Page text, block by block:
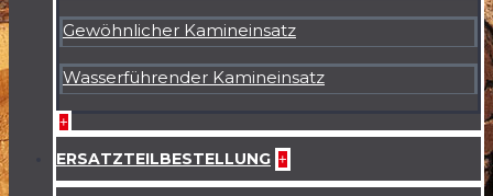
Gewöhnlicher Kamineinsatz
Wasserführender Kamineinsatz
+
ERSATZTEILBESTELLUNG +